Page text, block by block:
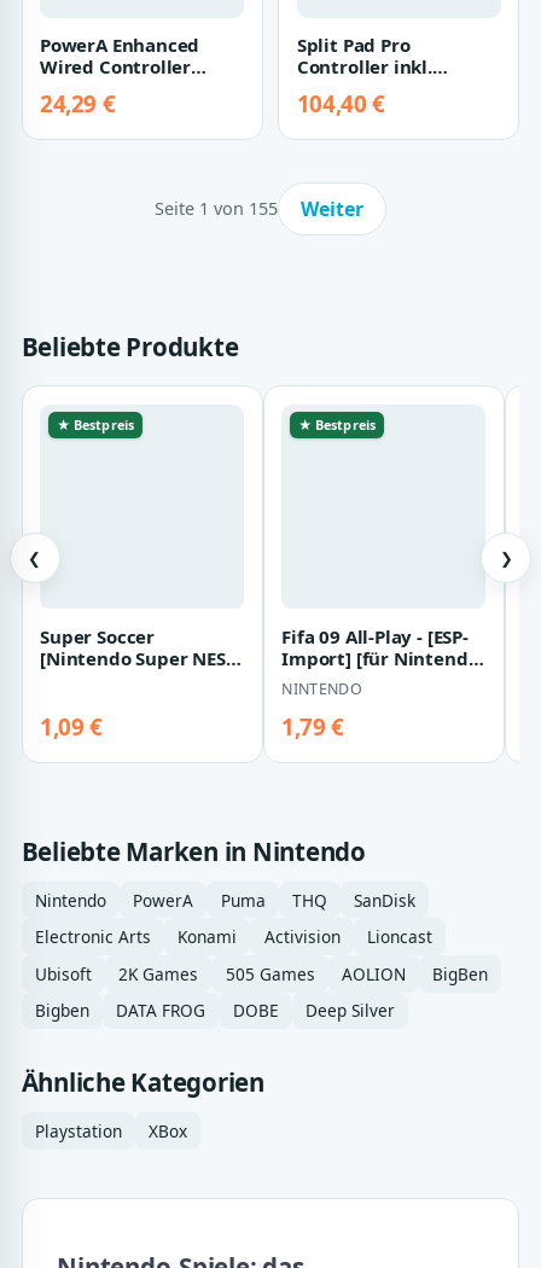
PowerA Enhanced
Wired Controller
Nintendo Switch]…
24,29 €
Split Pad Pro
Controller inkl.
Nintendo Switch]
104,40 €
Seite 1 von 155 Weiter
Beliebte Produkte
❮
★ Bestpreis
Super Soccer
[Nintendo Super NES]
1,09 €
★ Bestpreis
Fifa 09 All-Play - [ESP-
Import] [für Nintendo
Wii]
NINTENDO
1,79 €
❯
Beliebte Marken in Nintendo
Nintendo PowerA Puma THQ
SanDisk
Electronic Arts
Konami Activision
Lioncast
Ubisoft
2K Games 505 Games AOLION
BigBen
Bigben
DATA FROG DOBE Deep Silver
Ähnliche Kategorien
Playstation XBox